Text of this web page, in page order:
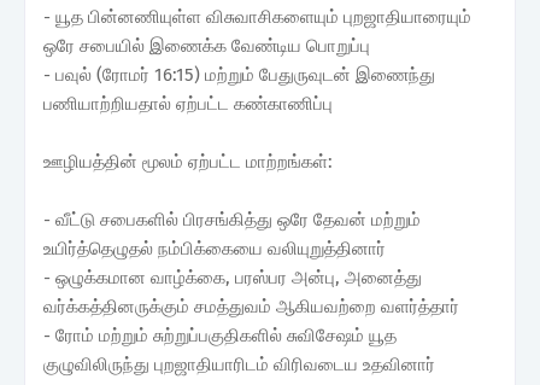
- யூத பின்னணியுள்ள விசுவாசிகளையும் புறஜாதியாரையும்
ஒரே சபையில் இணைக்க வேண்டிய பொறுப்பு
- பவுல் (ரோமர் 16:15) மற்றும் பேதுருவுடன் இணைந்து
பணியாற்றியதால் ஏற்பட்ட கண்காணிப்பு
ஊழியத்தின் மூலம் ஏற்பட்ட மாற்றங்கள்:
- வீட்டு சபைகளில் பிரசங்கித்து ஒரே தேவன் மற்றும்
உயிர்த்தெழுதல் நம்பிக்கையை வலியுறுத்தினார்
- ஒழுக்கமான வாழ்க்கை, பரஸ்பர அன்பு, அனைத்து
வர்க்கத்தினருக்கும் சமத்துவம் ஆகியவற்றை வளர்த்தார்
- ரோம் மற்றும் சுற்றுப்பகுதிகளில் சுவிசேஷம் யூத
குழுவிலிருந்து புறஜாதியாரிடம் விரிவடைய உதவினார்